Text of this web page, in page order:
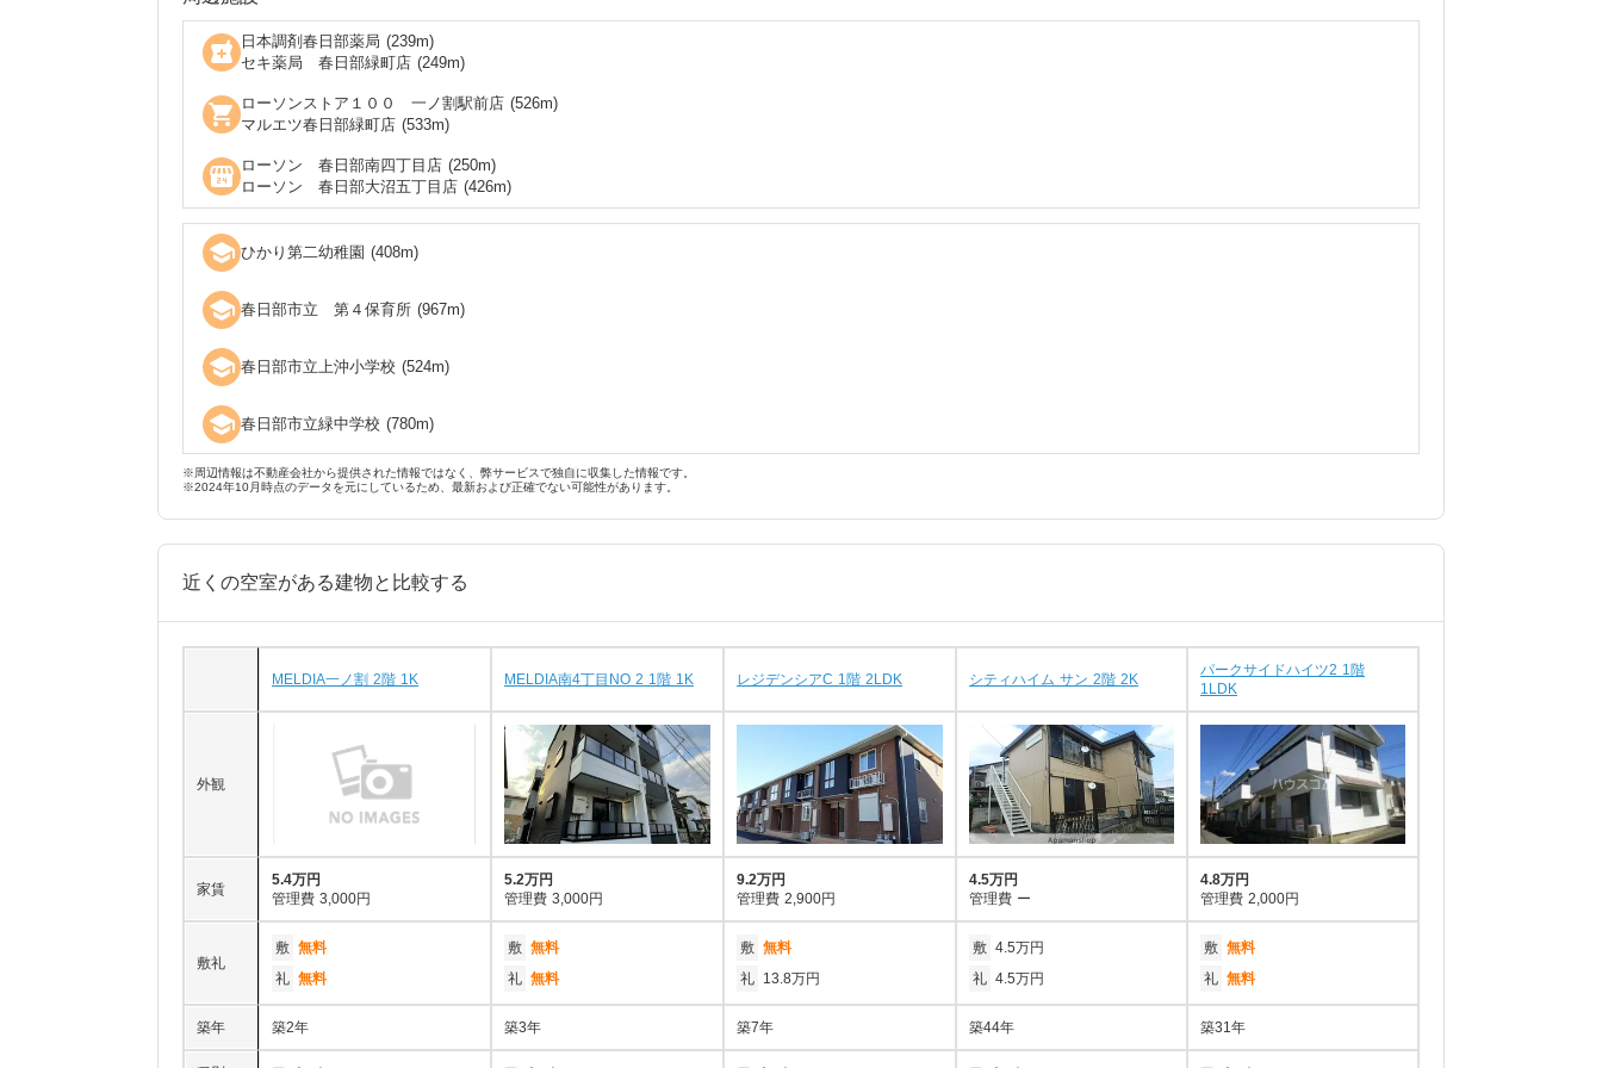
local_pharmacy 日本調剤春日部薬局 (239m)
セキ薬局 春日部緑町店 (249m)
shopping_cart ローソンストア１００ 一ノ割駅前店 (526m)
マルエツ春日部緑町店 (533m)
local_convenience_store ローソン 春日部南四丁目店 (250m)
ローソン 春日部大沼五丁目店 (426m)
school ひかり第二幼稚園 (408m)
school 春日部市立 第４保育所 (967m)
school 春日部市立上沖小学校 (524m)
school 春日部市立緑中学校 (780m)
※周辺情報は不動産会社から提供された情報ではなく、弊サービスで独自に収集した情報です。
※2024年10月時点のデータを元にしているため、最新および正確でない可能性があります。
近くの空室がある建物と比較する
MELDIA一ノ割 2階 1K MELDIA南4丁目NO 2 1階 1K レジデンシアC 1階 2LDK シティハイム サン 2階 2K
パークサイドハイツ2 1階
1LDK
外観
家賃
5.4万円
管理費 3,000円
5.2万円
管理費 3,000円
9.2万円
管理費 2,900円
4.5万円
管理費 ー
4.8万円
管理費 2,000円
敷礼
敷 無料
礼 無料
敷 無料
礼 無料
敷 無料
礼 13.8万円
敷 4.5万円
礼 4.5万円
敷 無料
礼 無料
築年 築2年 築3年 築7年 築44年 築31年